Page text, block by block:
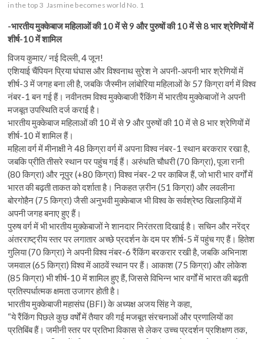
in the top 3 Jasmine becomes world No. 1
-भारतीय मुक्केबाज महिलाओं की 10 में से 9 और पुरुषों की 10 में से 8 भार श्रेणियों में
शीर्ष-10 में शामिल
विजय कुमार/ नई दिल्ली, 4 जून!
एशियाई चैंपियन प्रिया घंघास और विश्वनाथ सुरेश ने अपनी-अपनी भार श्रेणियों में
शीर्ष-3 में जगह बना ली है, जबकि जैस्मीन लांबोरिया महिलाओं के 57 किग्रा वर्ग में विश्व
नंबर-1 बन गई हैं। नवीनतम विश्व मुक्केबाजी रैंकिंग में भारतीय मुक्केबाजों ने अपनी
मजबूत उपस्थिति दर्ज कराई है।
भारतीय मुक्केबाज महिलाओं की 10 में से 9 और पुरुषों की 10 में से 8 भार श्रेणियों में
शीर्ष-10 में शामिल हैं।
महिला वर्ग में मीनाक्षी ने 48 किग्रा वर्ग में अपना विश्व नंबर-1 स्थान बरकरार रखा है,
जबकि प्रीति तीसरे स्थान पर पहुंच गई हैं। अरुंधति चौधरी (70 किग्रा), पूजा रानी
(80 किग्रा) और नूपुर (+80 किग्रा) विश्व नंबर-2 पर काबिज हैं, जो भारी भार वर्गों में
भारत की बढ़ती ताकत को दर्शाता है। निकहत ज़रीन (51 किग्रा) और लवलीना
बोरगोहैन (75 किग्रा) जैसी अनुभवी मुक्केबाज भी विश्व के सर्वश्रेष्ठ खिलाड़ियों में
अपनी जगह बनाए हुए हैं।
पुरुष वर्ग में भी भारतीय मुक्केबाजों ने शानदार निरंतरता दिखाई है। सचिन और नरेंद्र
अंतरराष्ट्रीय स्तर पर लगातार अच्छे प्रदर्शन के दम पर शीर्ष-5 में पहुंच गए हैं। हितेश
गुलिया (70 किग्रा) ने अपनी विश्व नंबर-6 रैंकिंग बरकरार रखी है, जबकि अभिनाश
जमवाल (65 किग्रा) विश्व में आठवें स्थान पर हैं। आकाश (75 किग्रा) और लोकेश
(85 किग्रा) भी शीर्ष-10 में शामिल हुए हैं, जिससे विभिन्न भार वर्गों में भारत की बढ़ती
प्रतिस्पर्धात्मक क्षमता उजागर होती है।
भारतीय मुक्केबाजी महासंघ (BFI) के अध्यक्ष अजय सिंह ने कहा,
“ये रैंकिंग पिछले कुछ वर्षों में तैयार की गई मजबूत संरचनाओं और प्रणालियों का
प्रतिबिंब हैं। जमीनी स्तर पर प्रतिभा विकास से लेकर उच्च प्रदर्शन प्रशिक्षण तक,